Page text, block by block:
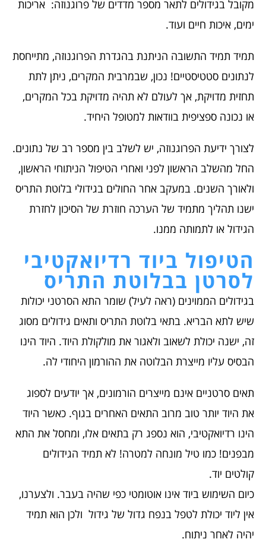
מקובל בגידולים לתאר מספר מדדים של פרוגנוזה: אריכות
ימים, איכות חיים ועוד.
תמיד תמיד התשובה הניתנת בהגדרת הפרוגנוזה, מתייחסת
לנתונים סטטיסטיים! נכון, שבמרבית המקרים, ניתן לתת
תחזית מדויקת, אך לעולם לא תהיה מדויקת בכל המקרים,
או נכונה ספציפית בוודאות למטופל היחיד.
לצורך ידיעת הפרוגנוזה, יש לשלב בין מספר רב של נתונים.
החל מהשלב הראשון לפני ואחרי הטיפול הניתוחי הראשון,
ולאורך השנים. במעקב אחר החולים בגידולי בלוטת התריס
ישנו תהליך מתמיד של הערכה חוזרת של הסיכון לחזרת
הגידול או לתמותה ממנו.
הטיפול ביוד רדיואקטיבי
לסרטן בבלוטת התריס
בגידולים הממוינים (ראה לעיל) שומר התא הסרטני יכולות
שיש לתא הבריא. בתאי בלוטת התריס ותאים גידולים מסוג
זה, ישנה יכולת לשאוב ולאגור את מולקולת היוד. היוד הינו
הבסיס עליו מייצרת הבלוטה את ההורמון היחודי לה.
תאים סרטניים אינם מייצרים הורמונים, אך יודעים לספוג
את היוד יותר טוב מרוב התאים האחרים בגוף. כאשר היוד
הינו רדיואקטיבי, הוא נספג רק בתאים אלו, ומחסל את התא
מבפנים! כמו טיל מונחה למטרה! לא תמיד הגידולים
קולטים יוד.
כיום השימוש ביוד אינו אוטומטי כפי שהיה בעבר. ולצערנו,
אין ליוד יכולת לטפל בנפח גדול של גידול ולכן הוא תמיד
יהיה לאחר ניתוח.